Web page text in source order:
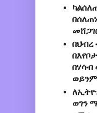
በህብረ
ወገን